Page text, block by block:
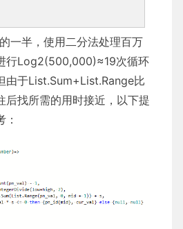
一半，使用二分法处理百万
行Log2(500,000)≈19次循环
由于List.Sum+List.Range比
后找所需的用时接近，以下提